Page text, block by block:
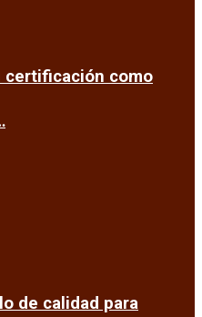
certificación como
de calidad para